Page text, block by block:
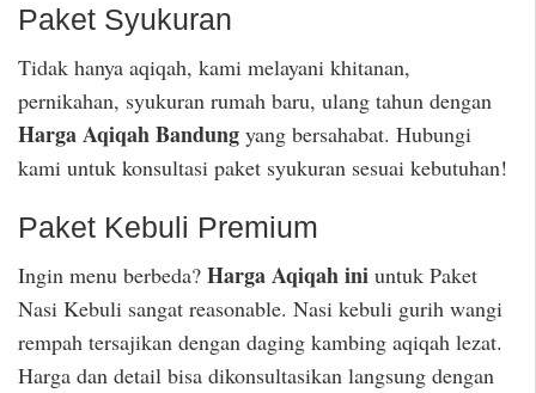
Paket Syukuran
Tidak hanya aqiqah, kami melayani khitanan,
pernikahan, syukuran rumah baru, ulang tahun dengan
Harga Aqiqah Bandung yang bersahabat. Hubungi
kami untuk konsultasi paket syukuran sesuai kebutuhan!
Paket Kebuli Premium
Ingin menu berbeda? Harga Aqiqah ini untuk Paket
Nasi Kebuli sangat reasonable. Nasi kebuli gurih wangi
rempah tersajikan dengan daging kambing aqiqah lezat.
Harga dan detail bisa dikonsultasikan langsung dengan